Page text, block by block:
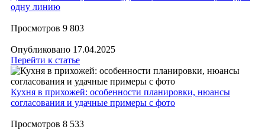
одну линию
Просмотров 9 803
Опубликовано 17.04.2025
Перейти к статье
Кухня в прихожей: особенности планировки, нюансы
согласования и удачные примеры с фото
Просмотров 8 533